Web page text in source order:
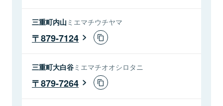
三重町内山 ミエマチウチヤマ
879-7124
三重町大白谷ミエマチオオシロタニ
879-7264